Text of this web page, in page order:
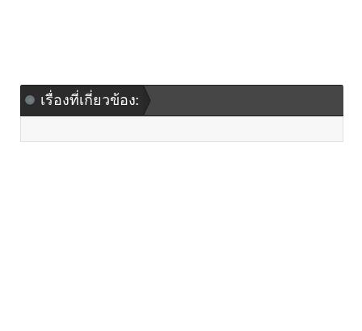
เรื่องที่เกี่ยวข้อง: